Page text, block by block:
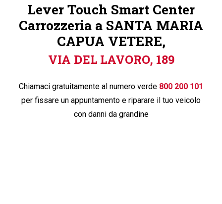
Linee di servizio
Carrozzerie
Contattaci
Lever Touch Smart Center
Carrozzeria a SANTA MARIA
CAPUA VETERE,
VIA DEL LAVORO, 189
Chiamaci gratuitamente al numero verde 800 200 101
per fissare un appuntamento e riparare il tuo veicolo
con danni da grandine